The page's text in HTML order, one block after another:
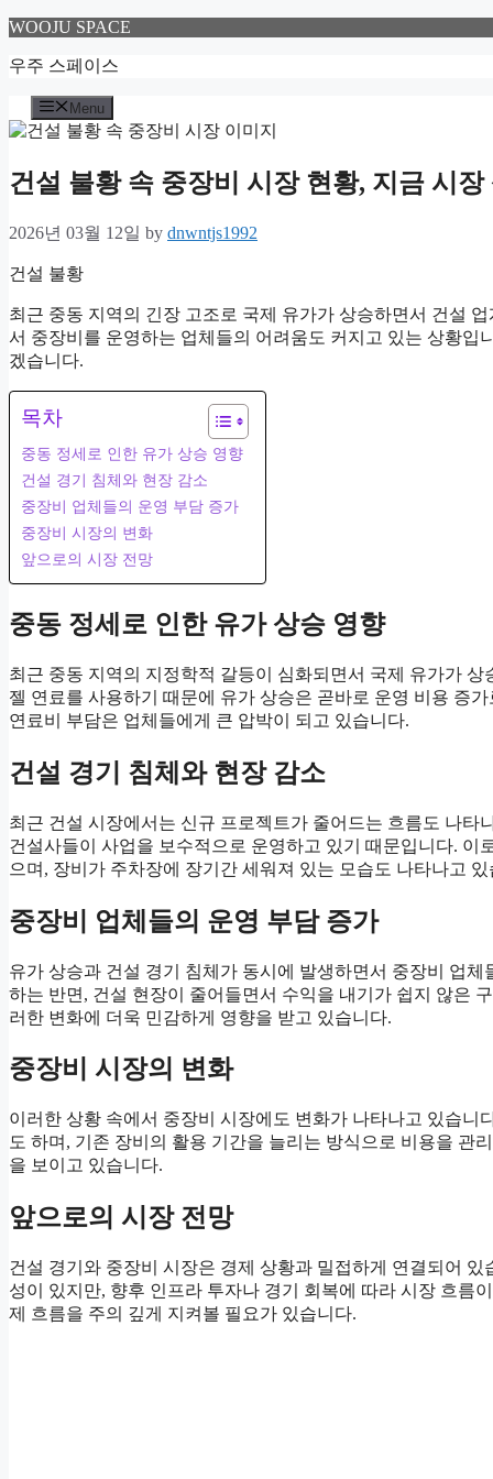
Skip
content
WOOJU SPACE
우주 스페이스
Menu
건설 불황 속 중장비 시장 현황, 지금 시장
2026년 03월 12일 by dnwntjs1992
건설 불황
최근 중동 지역의 긴장 고조로 국제 유가가 상승하면서 건설
서 중장비를 운영하는 업체들의 어려움도 커지고 있는 상황
겠습니다.
목차
중동 정세로 인한 유가 상승 영향
건설 경기 침체와 현장 감소
중장비 업체들의 운영 부담 증가
중장비 시장의 변화
앞으로의 시장 전망
중동 정세로 인한 유가 상승 영향
최근 중동 지역의 지정학적 갈등이 심화되면서 국제 유가가
젤 연료를 사용하기 때문에 유가 상승은 곧바로 운영 비용 증
연료비 부담은 업체들에게 큰 압박이 되고 있습니다.
건설 경기 침체와 현장 감소
최근 건설 시장에서는 신규 프로젝트가 줄어드는 흐름도 나
건설사들이 사업을 보수적으로 운영하고 있기 때문입니다.
으며, 장비가 주차장에 장기간 세워져 있는 모습도 나타나고 있
중장비 업체들의 운영 부담 증가
유가 상승과 건설 경기 침체가 동시에 발생하면서 중장비 업
하는 반면, 건설 현장이 줄어들면서 수익을 내기가 쉽지 않은
러한 변화에 더욱 민감하게 영향을 받고 있습니다.
중장비 시장의 변화
이러한 상황 속에서 중장비 시장에도 변화가 나타나고 있습
도 하며, 기존 장비의 활용 기간을 늘리는 방식으로 비용을 관
을 보이고 있습니다.
앞으로의 시장 전망
건설 경기와 중장비 시장은 경제 상황과 밀접하게 연결되어
성이 있지만, 향후 인프라 투자나 경기 회복에 따라 시장 흐름
제 흐름을 주의 깊게 지켜볼 필요가 있습니다.